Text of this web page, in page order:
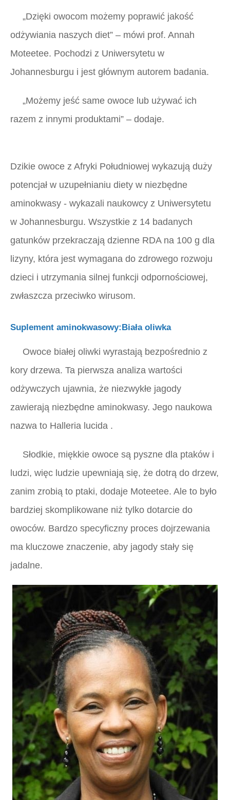
„Dzięki owocom możemy poprawić jakość
odżywiania naszych diet” – mówi prof. Annah
Moteetee. Pochodzi z Uniwersytetu w
Johannesburgu i jest głównym autorem badania.
„Możemy jeść same owoce lub używać ich
razem z innymi produktami” – dodaje.
Dzikie owoce z Afryki Południowej wykazują duży
potencjał w uzupełnianiu diety w niezbędne
aminokwasy - wykazali naukowcy z Uniwersytetu
w Johannesburgu. Wszystkie z 14 badanych
gatunków przekraczają dzienne RDA na 100 g dla
lizyny, która jest wymagana do zdrowego rozwoju
dzieci i utrzymania silnej funkcji odpornościowej,
zwłaszcza przeciwko wirusom.
Suplement aminokwasowy:Biała oliwka
Owoce białej oliwki wyrastają bezpośrednio z
kory drzewa. Ta pierwsza analiza wartości
odżywczych ujawnia, że ​​niezwykłe jagody
zawierają niezbędne aminokwasy. Jego naukowa
nazwa to Halleria lucida .
Słodkie, miękkie owoce są pyszne dla ptaków i
ludzi, więc ludzie upewniają się, że dotrą do drzew,
zanim zrobią to ptaki, dodaje Moteetee. Ale to było
bardziej skomplikowane niż tylko dotarcie do
owoców. Bardzo specyficzny proces dojrzewania
ma kluczowe znaczenie, aby jagody stały się
jadalne.